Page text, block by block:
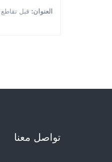
العنوان: قبل
تواصل معنا